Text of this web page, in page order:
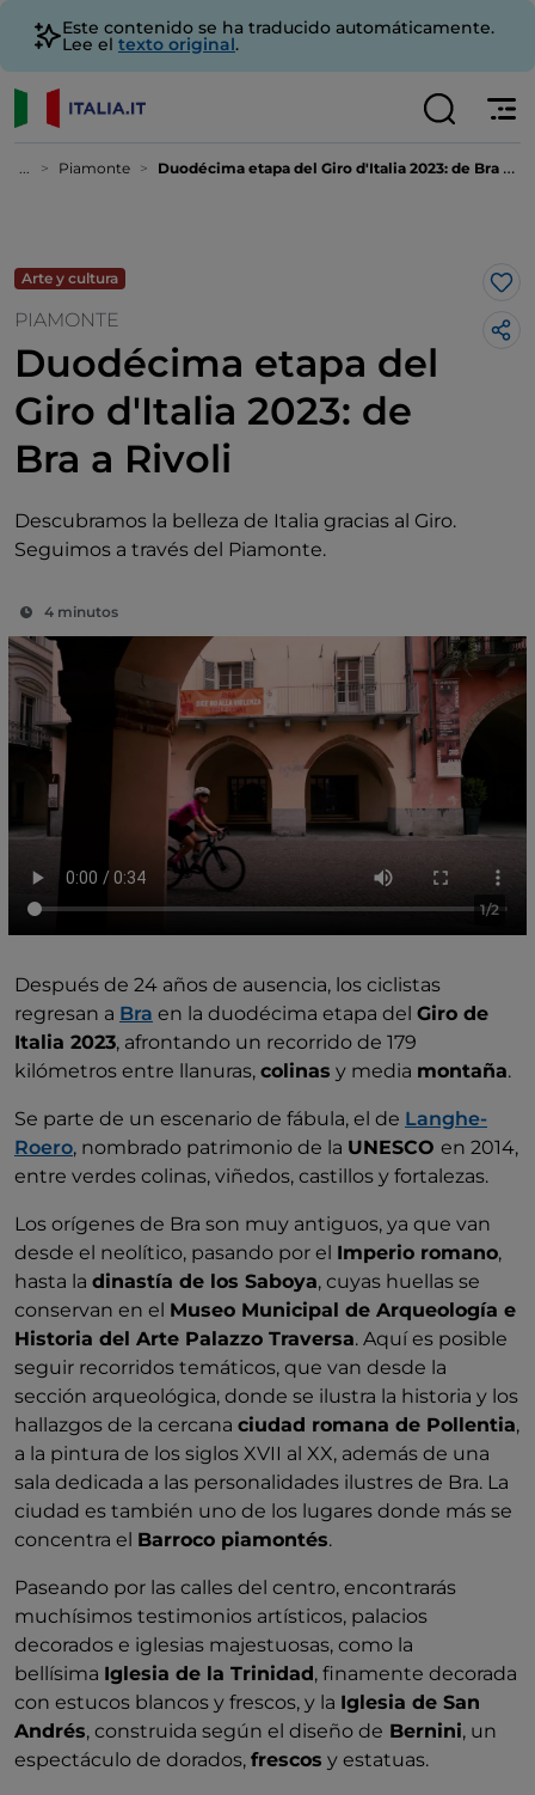
Este contenido se ha traducido automáticamente.
Lee el texto original.
... Piamonte Duodécima etapa del Giro d'Italia 2023: de Bra a Rivoli
Arte y cultura
PIAMONTE
Duodécima etapa del
Giro d'Italia 2023: de
Bra a Rivoli
Descubramos la belleza de Italia gracias al Giro.
Seguimos a través del Piamonte.
4 minutos
Me
1/2
Después de 24 años de ausencia, los ciclistas
regresan a Bra en la duodécima etapa del Giro de
Italia 2023, afrontando un recorrido de 179
kilómetros entre llanuras, colinas y media montaña.
Se parte de un escenario de fábula, el de Langhe-
Roero, nombrado patrimonio de la UNESCO en 2014,
entre verdes colinas, viñedos, castillos y fortalezas.
Los orígenes de Bra son muy antiguos, ya que van
desde el neolítico, pasando por el Imperio romano,
hasta la dinastía de los Saboya, cuyas huellas se
conservan en el Museo Municipal de Arqueología e
Historia del Arte Palazzo Traversa. Aquí es posible
seguir recorridos temáticos, que van desde la
sección arqueológica, donde se ilustra la historia y los
hallazgos de la cercana ciudad romana de Pollentia,
a la pintura de los siglos XVII al XX, además de una
sala dedicada a las personalidades ilustres de Bra. La
ciudad es también uno de los lugares donde más se
concentra el Barroco piamontés.
Paseando por las calles del centro, encontrarás
muchísimos testimonios artísticos, palacios
decorados e iglesias majestuosas, como la
bellísima Iglesia de la Trinidad, finamente decorada
con estucos blancos y frescos, y la Iglesia de San
Andrés, construida según el diseño de Bernini, un
espectáculo de dorados, frescos y estatuas.